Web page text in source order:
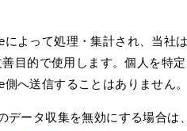
によって処理・集計され、当社
目的で使用します。個人を特定
へ送信することはありません
データ収集を無効にする場合は